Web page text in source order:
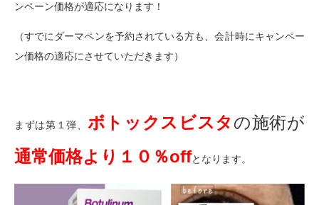
ンペーン価格が適応になります！
（すでにダーマペンを予約されている方も、会計時にキャンペー
ン価格の適応にさせていただきます）
まずは第１弾、 ボトックスビスタ の施術が
通常価格より１０％offとなります。